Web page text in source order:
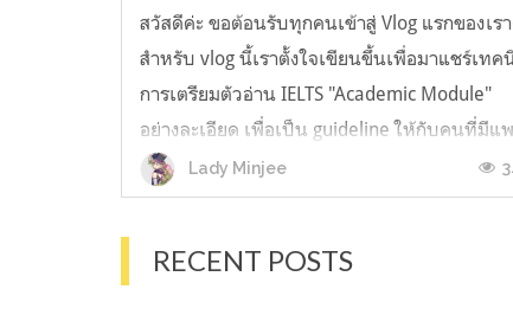
สวัสดีค่ะ ขอต้อนรับทุกคนเข้าสู่ Vlog แรกของเร
สำหรับ vlog นี้เราตั้งใจเขียนขึ้นเพื่อมาแชร์เทค
การเตรียมตัวอ่าน IELTS "Academic Module"
อย่างละเอียด เพื่อเป็น guideline ให้กับคนที่มีแพ
ลนจะสอบแต่ไม่รู้ต้องเริ่มตรงไหน หรืออยากจะไ
ข้อมูลเพิ่มเติมมาเสริมความมั่นใจจากที่ตัวเองเรี
Lady Minjee
RECENT POSTS